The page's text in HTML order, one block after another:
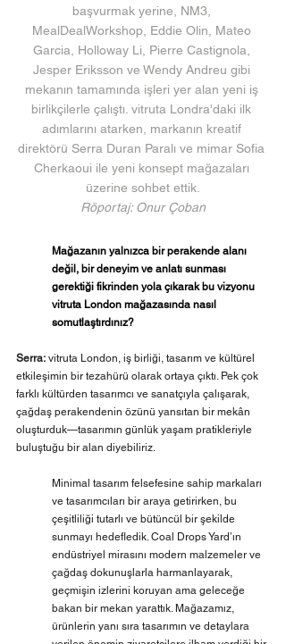
başvurmak yerine, NM3,
MealDealWorkshop, Eddie Olin, Mateo
Garcia, Holloway Li, Pierre Castignola,
Jesper Eriksson ve Wendy Andreu gibi
mekanın tamamında işleri yer alan yeni iş
birlikçilerle çalıştı. vitruta Londra'daki ilk
adımlarını atarken, markanın kreatif
direktörü Serra Duran Paralı ve mimar Sofia
Cherkaoui ile yeni konsept mağazaları
üzerine sohbet ettik.
Röportaj: Onur Çoban
Mağazanın yalnızca bir perakende alanı
değil, bir deneyim ve anlatı sunması
gerektiği fikrinden yola çıkarak bu vizyonu
vitruta London mağazasında nasıl
somutlaştırdınız?
Serra: vitruta London, iş birliği, tasarım ve kültürel
etkileşimin bir tezahürü olarak ortaya çıktı. Pek çok
farklı kültürden tasarımcı ve sanatçıyla çalışarak,
çağdaş perakendenin özünü yansıtan bir mekân
oluşturduk—tasarımın günlük yaşam pratikleriyle
buluştuğu bir alan diyebiliriz.
Minimal tasarım felsefesine sahip markaları
ve tasarımcıları bir araya getirirken, bu
çeşitliliği tutarlı ve bütüncül bir şekilde
sunmayı hedefledik. Coal Drops Yard’ın
endüstriyel mirasını modern malzemeler ve
çağdaş dokunuşlarla harmanlayarak,
geçmişin izlerini koruyan ama geleceğe
bakan bir mekan yarattık. Mağazamız,
ürünlerin yanı sıra tasarımın ve detaylara